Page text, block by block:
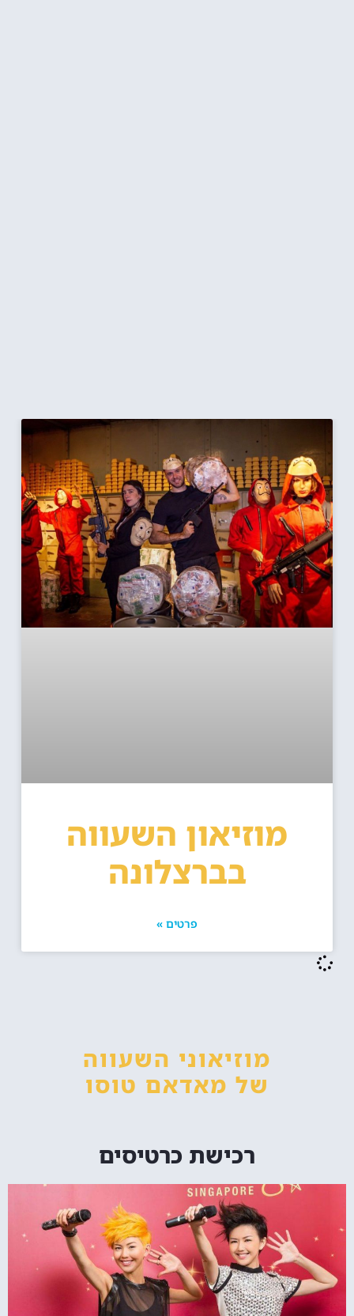
מוזיאון השעווה
בברצלונה
פרטים »
מוזיאוני השעווה
של מאדאם טוסו
רכישת כרטיסים